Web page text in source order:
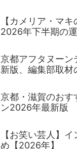
【カメリア・マキ
2026年下半期の
京都アフタヌー
新版、編集部取
京都・滋賀のおす
ン2026年最新版
【お笑い芸人】
め【2026年】